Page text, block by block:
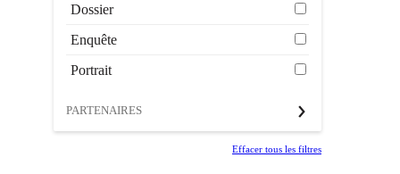
Dossier
Enquête
Portrait
PARTENAIRES
Effacer tous les filtres